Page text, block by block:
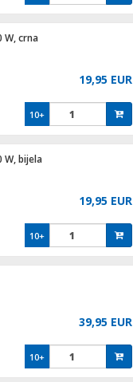
crna
19,95 EUR
10+
bijela
19,95 EUR
10+
39,95 EUR
10+